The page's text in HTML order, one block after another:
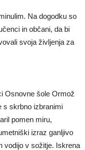
Na dogodku so
in občani, da bi
svoja življenja za
Osnovne šole Ormož
s skrbno izbranimi
pomen miru,
izraz ganljivo
vodijo v sožitje. Iskrena